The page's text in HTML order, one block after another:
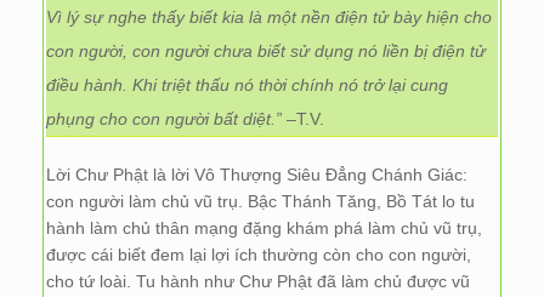
Vì lý sự nghe thấy biết kia là một nền điện tử bày hiện cho
con người, con người chưa biết sử dụng nó liền bị điện tử
điều hành. Khi triệt thấu nó thời chính nó trở lại cung
phụng cho con người bất diệt.” –T.V.
Lời Chư Phật là lời Vô Thượng Siêu Đẳng Chánh Giác:
con người làm chủ vũ trụ. Bậc Thánh Tăng, Bồ Tát lo tu
hành làm chủ thân mạng đặng khám phá làm chủ vũ trụ,
được cái biết đem lại lợi ích thường còn cho con người,
cho tứ loài. Tu hành như Chư Phật đã làm chủ được vũ